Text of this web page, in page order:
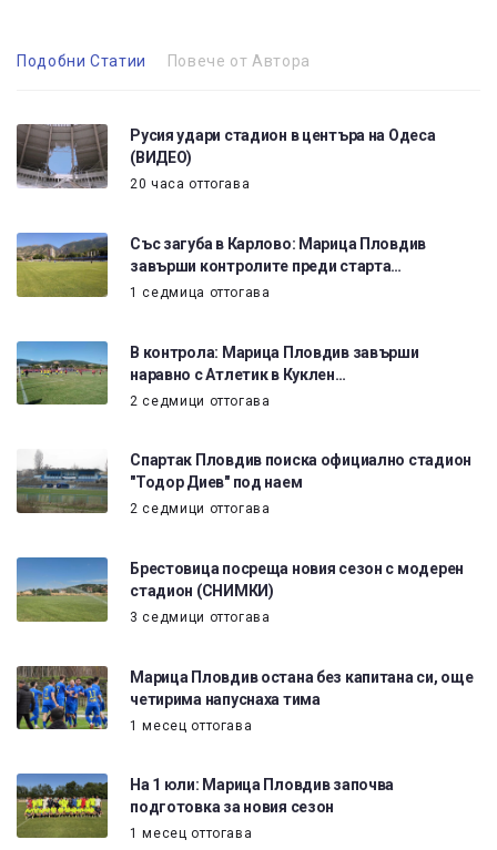
Подобни Статии Повече от Автора
Русия удари стадион в центъра на Одеса
(ВИДЕО)
20 часа оттогава
Със загуба в Карлово: Марица Пловдив
завърши контролите преди старта…
1 седмица оттогава
В контрола: Марица Пловдив завърши
наравно с Атлетик в Куклен…
2 седмици оттогава
Спартак Пловдив поиска официално стадион
"Тодор Диев" под наем
2 седмици оттогава
Брестовица посреща новия сезон с модерен
стадион (СНИМКИ)
3 седмици оттогава
Марица Пловдив остана без капитана си, още
четирима напуснаха тима
1 месец оттогава
На 1 юли: Марица Пловдив започва
подготовка за новия сезон
1 месец оттогава